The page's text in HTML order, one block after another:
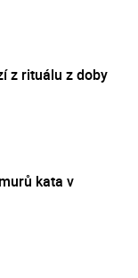
z rituálu z doby
kata v